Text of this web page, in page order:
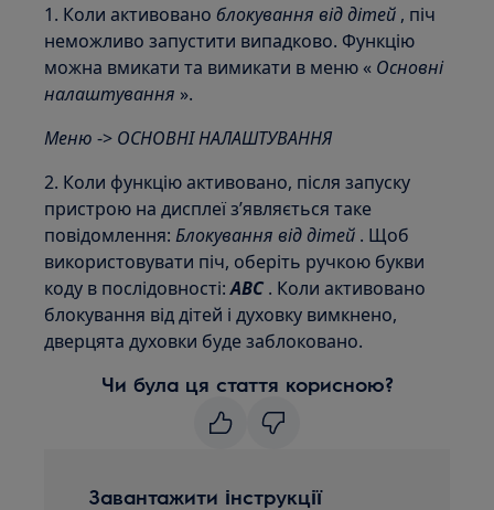
1. Коли активованоблокування від дітей , піч
неможливо запустити випадково. Функцію
можна вмикати та вимикати в меню « Основні
налаштування ».
Меню -> ОСНОВНІ НАЛАШТУВАННЯ
2. Коли функцію активовано, після запуску
пристрою на дисплеї з’являється таке
повідомлення:Блокування від дітей . Щоб
використовувати піч, оберіть ручкою букви
коду в послідовності:ABC . Коли активовано
блокування від дітей і духовку вимкнено,
дверцята духовки буде заблоковано.
Чи була ця стаття корисною?
Завантажити інструкції